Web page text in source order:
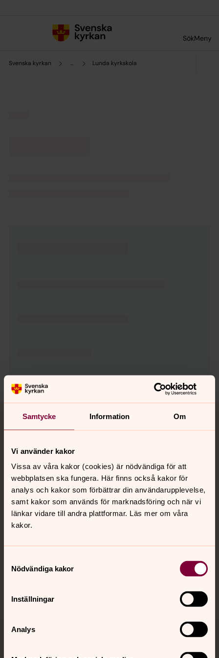
Samtycke Information Om
Vi använder kakor
Vissa av våra kakor (cookies) är nödvändiga för att
webbplatsen ska fungera. Här finns också kakor för
analys och kakor som förbättrar din användarupplevelse,
samt kakor som används för marknadsföring och när vi
länkar vidare till andra plattformar. Läs mer om våra
kakor.
Nödvändiga kakor
Inställningar
Analys
SökMeny
Svenska kyrkan ... Lunda kyrkskola
Tillbaka till toppen
Tillbaka till innehållet
Kontakt
Kalender
Hitta snabbt
Sociala kanaler